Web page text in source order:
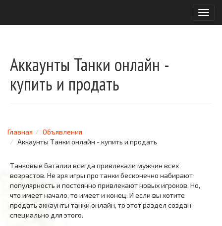
T
o
Аккаунты Танки онлайн -
купить и продать
Главная
Объявления
Аккаунты Танки онлайн - купить и продать
Танковые баталии всегда привлекали мужчин всех
возрастов. Не зря игры про танки бесконечно набирают
популярность и постоянно привлекают новых игроков. Но,
что имеет начало, то имеет и конец. И если вы хотите
продать аккаунты танки онлайн, то этот раздел создан
специально для этого.